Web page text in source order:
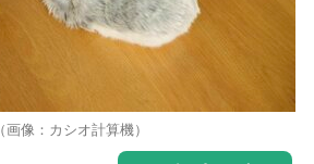
（画像：カシオ計算機）